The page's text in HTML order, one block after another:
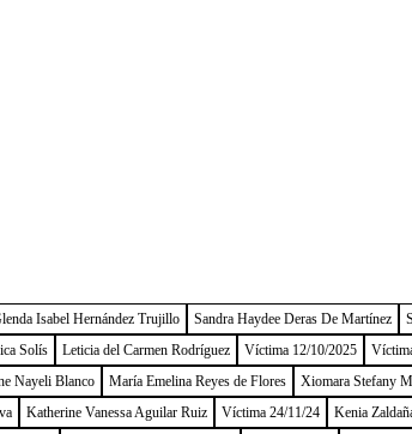
Isabel Hernández Trujillo Sandra Haydee Deras De Martínez
Solís Leticia del Carmen Rodríguez Víctima 12/10/2025
Nayeli Blanco María Emelina Reyes de Flores Xiomara Stefany
Katherine Vanessa Aguilar Ruiz Víctima 24/11/24 Kenia